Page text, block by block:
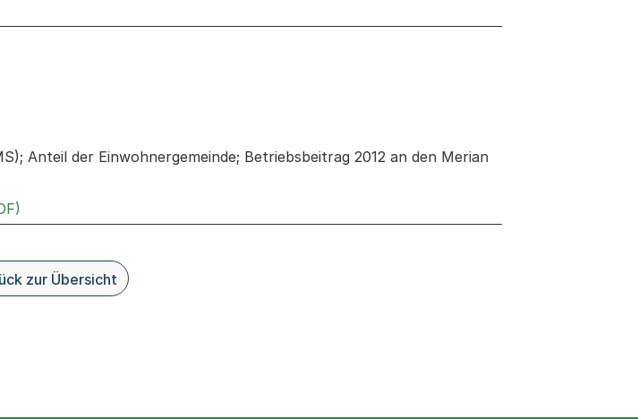
zum Geschäft
Anteil der Einwohnergemeinde; Betriebsbeitrag 2012 an den Merian
zur Übersicht